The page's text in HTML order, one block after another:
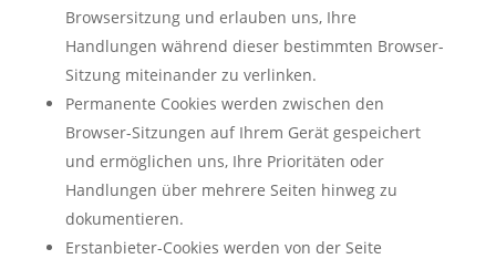
Browsersitzung und erlauben uns, Ihre
Handlungen während dieser bestimmten Browser-
Sitzung miteinander zu verlinken.
Permanente Cookies werden zwischen den
Browser-Sitzungen auf Ihrem Gerät gespeichert
und ermöglichen uns, Ihre Prioritäten oder
Handlungen über mehrere Seiten hinweg zu
dokumentieren.
Erstanbieter-Cookies werden von der Seite